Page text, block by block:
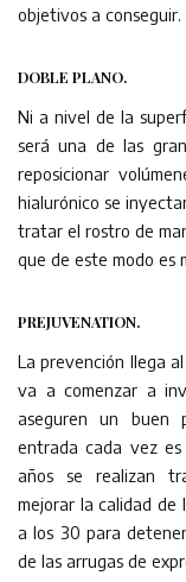
objetivos a conseguir.
DOBLE PLANO.
Ni a nivel de la
será una de las
reposicionar
hialurónico se
tratar el rostro de
que de este modo es
PREJUVENATION.
La prevención llega
va a comenzar a
aseguren un buen
entrada cada vez
años se realizan
mejorar la calidad de
a los 30 para
de las arrugas de